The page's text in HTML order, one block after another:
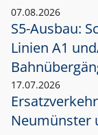
07.08.2026
S5-Ausbau:
Linien A1 und
17.07.2026
Neumünster